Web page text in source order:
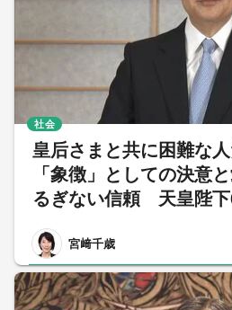
皇后さまと共に困難な
「象徴」としての決意
るぎない信頼 天皇陛下
宮﨑千歳
社会